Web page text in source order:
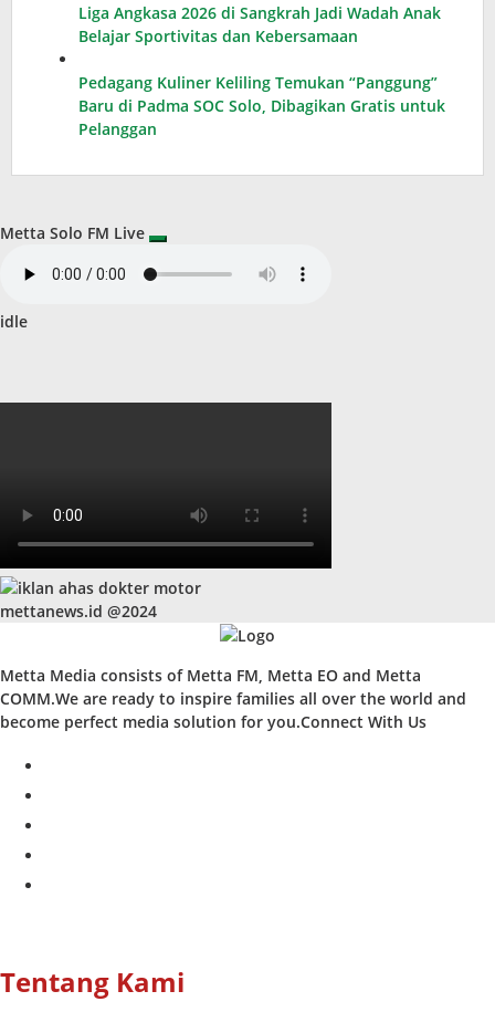
Liga Angkasa 2026 di Sangkrah Jadi Wadah Anak
Belajar Sportivitas dan Kebersamaan
Pedagang Kuliner Keliling Temukan “Panggung”
Baru di Padma SOC Solo, Dibagikan Gratis untuk
Pelanggan
Metta Solo FM Live
idle
mettanews.id @2024
Metta Media consists of Metta FM, Metta EO and Metta
COMM.We are ready to inspire families all over the world and
become perfect media solution for you.Connect With Us
Tentang Kami